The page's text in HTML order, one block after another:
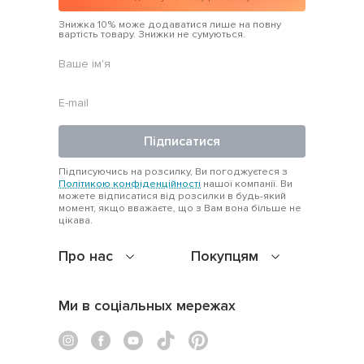
Чи є тут базові моделі?
моделі, так і варіанти з акцентами — оригінальний крій,
Це новий одяг?
Звісно. Увесь одяг новий, не ношений, представлений зі
знижкою через оновлення сезонного асортименту.
Про нас Покупцям
Знижка 10% може додаватися лише на повну
вартість товару. Знижки не сумуються.
Підписатися
Підписуючись на розсилку, Ви погоджуєтеся з
Політикою конфіденційності нашої компанії. Ви
можете відписатися від розсилки в будь-який
момент, якщо вважаєте, що з Вам вона більше не
цікава.
Ми в соціальных мережах